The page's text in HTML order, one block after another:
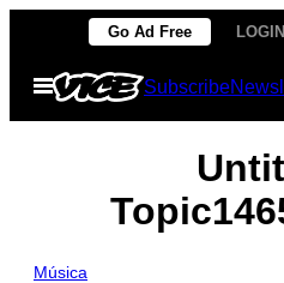
contenido
Go Ad Free
Abrir
Menú
Subscribe
Música